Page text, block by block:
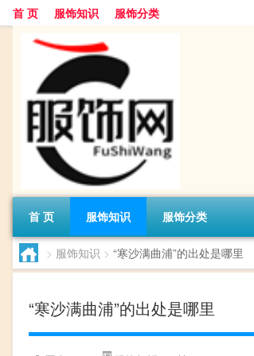
首 页 服饰知识 服饰分类
首 页 服饰知识 服饰分类
> 服饰知识 > “寒沙满曲浦”的出处是哪里
“寒沙满曲浦”的出处是哪里